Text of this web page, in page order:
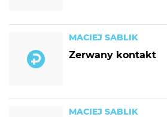
MACIEJ SABLIK
Zerwany kontakt
MACIEJ SABLIK